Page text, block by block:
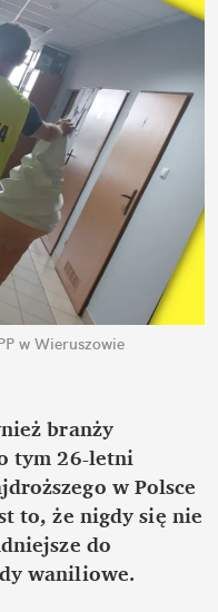
w Wieruszowie
branży
tym 26-letni
w Polsce
to, że nigdy się nie
do
waniliowe.